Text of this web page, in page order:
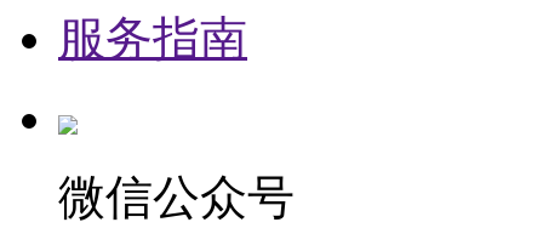
服务指南
微信公众号